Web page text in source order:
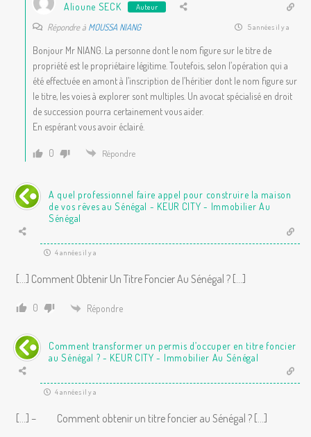
Alioune SECK Auteur
Répondre à MOUSSA NIANG 5 années il y a
Bonjour Mr NIANG. La personne dont le nom figure sur le titre de
propriété est le propriétaire légitime. Toutefois, selon l’opération qui a
été effectuée en amont à l’inscription de l’héritier dont le nom figure sur
le titre, les voies à explorer sont multiples. Un avocat spécialisé en droit
de succession pourra certainement vous aider.
En espérant vous avoir éclairé.
0 Répondre
A quel professionnel faire appel pour construire la maison
de vos rêves au Sénégal - KEUR CITY - Immobilier Au
Sénégal
4 années il y a
[…] Comment Obtenir Un Titre Foncier Au Sénégal ? […]
0 Répondre
Comment transformer un permis d’occuper en titre foncier
au Sénégal ? - KEUR CITY - Immobilier Au Sénégal
4 années il y a
[…] – Comment obtenir un titre foncier au Sénégal ? […]